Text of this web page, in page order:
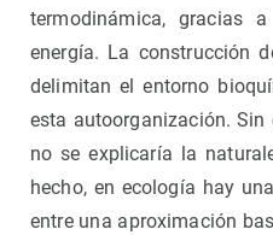
termodinámica, gracias
energía. La construcción
delimitan el entorno
esta autoorganización. Sin
no se explicaría la
hecho, en ecología hay
entre una aproximación